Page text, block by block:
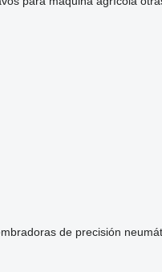
de precisión